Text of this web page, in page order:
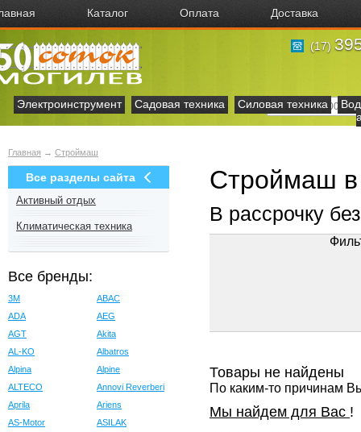
Каталог Оплата Доставка
(17)
Электроинструмент Садовая техника Силовая техника
Главная → Строймаш
Все разделы сайта
Активный отдых
Климатическая техника
Все бренды:
3M
ABAC
ADA
AEG
AGT
Akita
AL-KO
Albatros
Alpina
Alpine
ALTECO
Annovi Reverberi
Aprila
Ariens
AS-Motor
ASILAK
Строймаш
В рассрочку
Товары не найдены
По каким-то причинам
Мы найдем для Вас !